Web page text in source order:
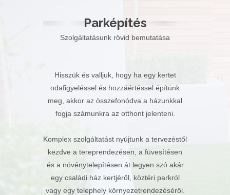
Parképítés
Szolgáltatásunk rövid bemutatása
Hisszük és valljuk, hogy ha egy kertet
odafigyeléssel és hozzáértéssel építünk
meg, akkor az összefonódva a házunkkal
fogja számunkra az otthont jelenteni.
Komplex szolgáltatást nyújtunk a tervezéstől
kezdve a tereprendezésen, a füvesítésen
és a növénytelepítésen át legyen szó akár
egy családi ház kertjéről, köztéri parkról
vagy egy telephely környezetrendezéséről.